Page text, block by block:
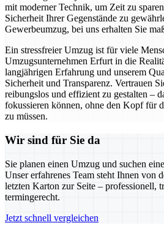
mit moderner Technik, um Zeit zu
Sicherheit Ihrer Gegenstände zu
Gewerbeumzug, bei uns erhalten Sie
Ein stressfreier Umzug ist für viele
Umzugsunternehmen Erfurt in die
langjährigen Erfahrung und unserem
Sicherheit und Transparenz. Vertrauen
reibungslos und effizient zu gestalten –
fokussieren können, ohne den Kopf für
zu müssen.
Wir sind für Sie da
Sie planen einen Umzug und suchen
Unser erfahrenes Team steht Ihnen von
letzten Karton zur Seite – professionell,
termingerecht.
Jetzt schnell vergleichen